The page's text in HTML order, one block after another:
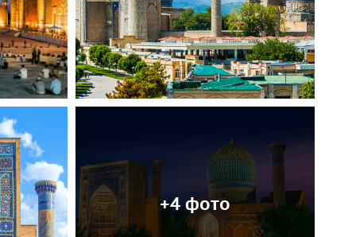
+4 фото